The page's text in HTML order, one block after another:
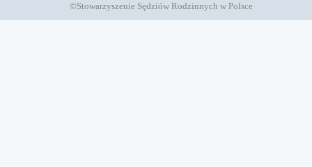
©Stowarzyszenie Sędziów Rodzinnych w Polsce